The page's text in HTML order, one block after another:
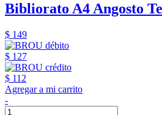
Bibliorato A4 Angosto
$ 149
$ 127
$ 112
Agregar a mi carrito
-